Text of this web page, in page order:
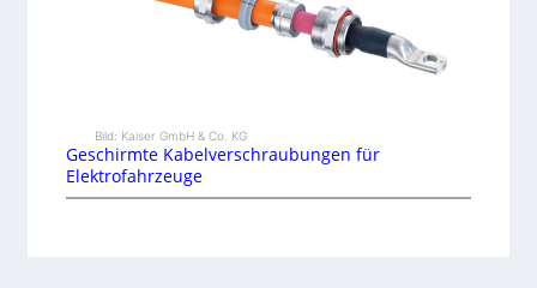
Bild: Kaiser GmbH & Co. KG
Geschirmte Kabelverschraubungen für
Elektrofahrzeuge